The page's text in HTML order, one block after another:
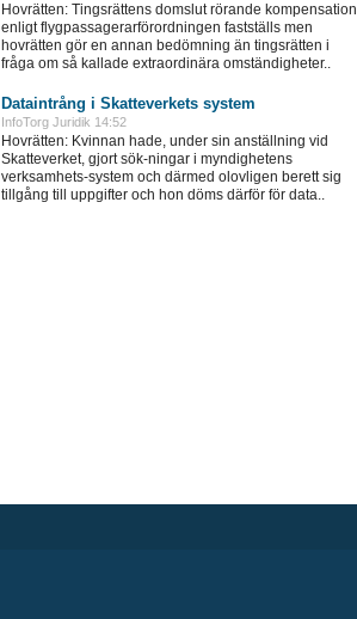
Hovrätten: Tingsrättens domslut rörande kompensation
enligt flygpassagerarförordningen fastställs men
hovrätten gör en annan bedömning än tingsrätten i
fråga om så kallade extraordinära omständigheter..
Dataintrång i Skatteverkets system
InfoTorg Juridik 14:52
Hovrätten: Kvinnan hade, under sin anställning vid
Skatteverket, gjort sök-ningar i myndighetens
verksamhets-system och därmed olovligen berett sig
tillgång till uppgifter och hon döms därför för data..